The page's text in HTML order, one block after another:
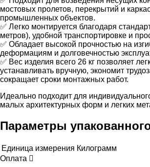
мостовых пролетов, перекрытий и
промышленных объектов.
✅ Легко монтируется благодаря
метров), удобной транспортировке и
✅ Обладает высокой прочностью на
деформациям и долговечностью
✅ Вес изделия всего 26 кг позволяет
устанавливать вручную, экономит
сокращает сроки монтажных работ.
Идеально подходит для
малых архитектурных форм и легких
Параметры
Единица измерения Килограмм
Оплата